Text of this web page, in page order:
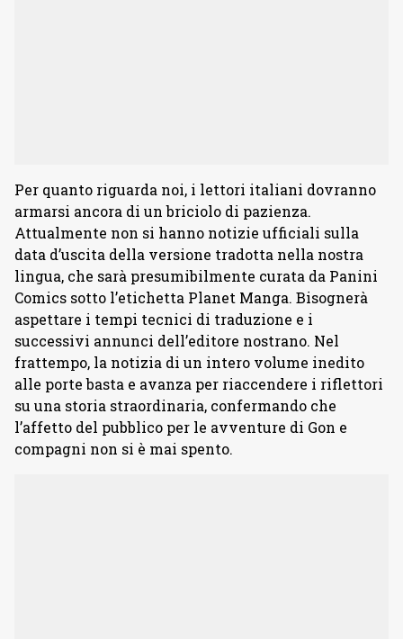
Per quanto riguarda noi, i lettori italiani dovranno
armarsi ancora di un briciolo di pazienza.
Attualmente non si hanno notizie ufficiali sulla
data d’uscita della versione tradotta nella nostra
lingua, che sarà presumibilmente curata da Panini
Comics sotto l’etichetta Planet Manga. Bisognerà
aspettare i tempi tecnici di traduzione e i
successivi annunci dell’editore nostrano. Nel
frattempo, la notizia di un intero volume inedito
alle porte basta e avanza per riaccendere i riflettori
su una storia straordinaria, confermando che
l’affetto del pubblico per le avventure di Gon e
compagni non si è mai spento.